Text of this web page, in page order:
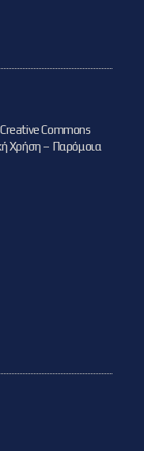
Creative Commons
Χρήση – Παρόμοια